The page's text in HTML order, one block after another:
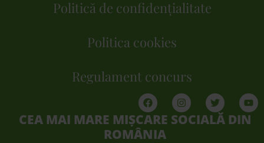
Politică de confidențialitate
Politica cookies
Regulament concurs
CEA MAI MARE MIȘCARE SOCIALĂ DIN
ROMÂNIA